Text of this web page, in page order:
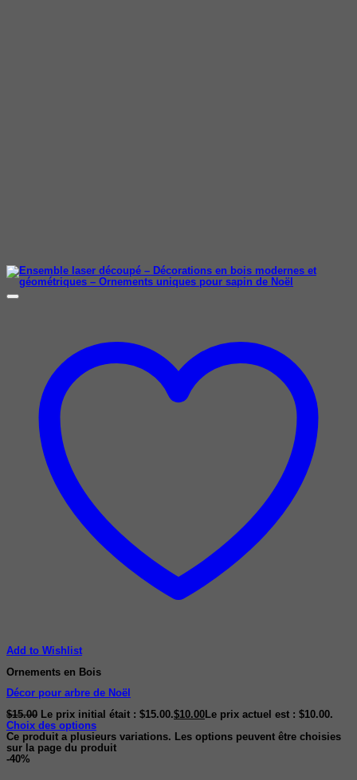
Add to Wishlist
Ornements en Bois
Décor pour arbre de Noël
$15.00 Le prix initial était : $15.00.$10.00 Le prix actuel est : $10.00.
Choix des options
Ce produit a plusieurs variations. Les options peuvent être choisies
sur la page du produit
-40%